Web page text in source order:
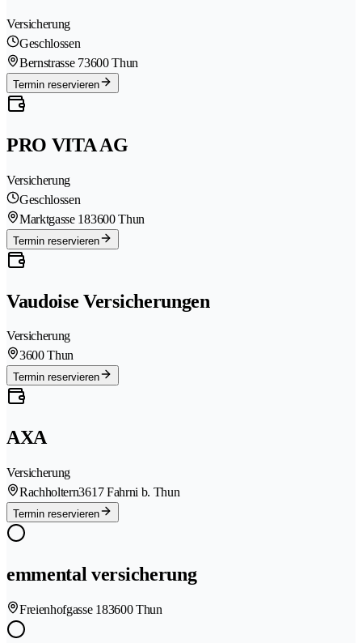
Versicherung
Geschlossen
Bernstrasse 73600 Thun
Termin reservieren
PRO VITA AG
Versicherung
Geschlossen
Marktgasse 183600 Thun
Termin reservieren
Vaudoise Versicherungen
Versicherung
3600 Thun
Termin reservieren
AXA
Versicherung
Rachholtern3617 Fahrni b. Thun
Termin reservieren
emmental versicherung
Freienhofgasse 183600 Thun